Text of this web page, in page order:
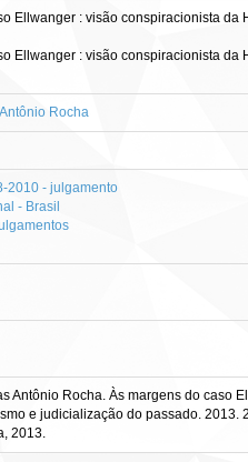
Ellwanger : visão conspiracionista
Ellwanger : visão conspiracionista
Rocha
2010 - julgamento
- Brasil
Antônio Rocha. Às margens do caso
e judicialização do passado.
2013.